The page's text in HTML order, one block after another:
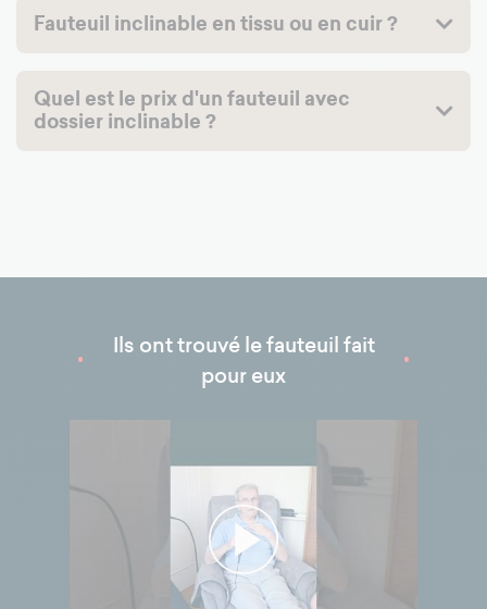
Fauteuil inclinable en tissu ou en cuir ?
Quel est le prix d'un fauteuil avec
dossier inclinable ?
Ils ont trouvé le fauteuil fait
pour eux